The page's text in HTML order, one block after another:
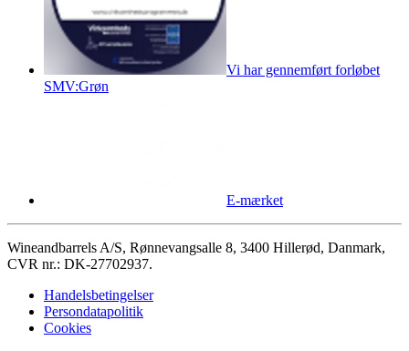
Vi har gennemført forløbet
SMV:Grøn
E-mærket
Wineandbarrels A/S, Rønnevangsalle 8, 3400 Hillerød, Danmark,
CVR nr.: DK-27702937.
Handelsbetingelser
Persondatapolitik
Cookies